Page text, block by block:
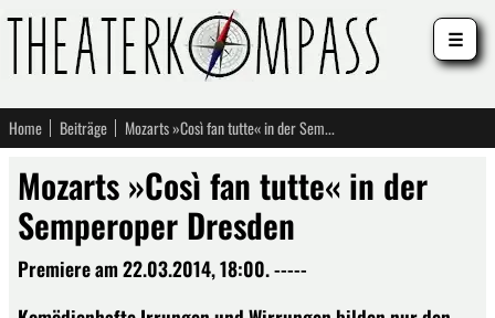
Home Beiträge Mozarts »Così fan tutte« in der Semperoper Dresden
Mozarts »Così fan tutte« in der
Semperoper Dresden
Premiere am 22.03.2014, 18:00. -----
☰